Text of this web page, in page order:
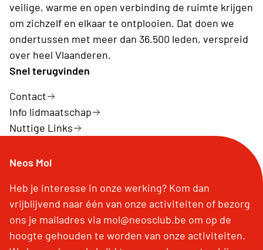
veilige, warme en open verbinding de ruimte krijgen
om zichzelf en elkaar te ontplooien. Dat doen we
ondertussen met meer dan 36.500 leden, verspreid
over heel Vlaanderen.
Snel terugvinden
Contact
Info lidmaatschap
Nuttige Links
Neos Mol
Heb je interesse in onze werking? Kom dan
vrijblijvend naar één van onze activiteiten of bezorg
ons je mailadres via mol@neosclub.be om op de
hoogte gehouden te worden van onze activiteiten.